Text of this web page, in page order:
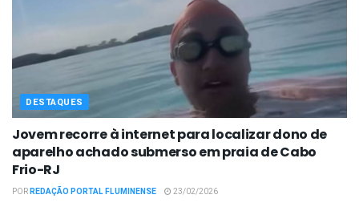
DESTAQUES
Jovem recorre à internet para localizar dono de
aparelho achado submerso em praia de Cabo
Frio-RJ
PORREDAÇÃO PORTAL FLUMINENSE 23/02/2026